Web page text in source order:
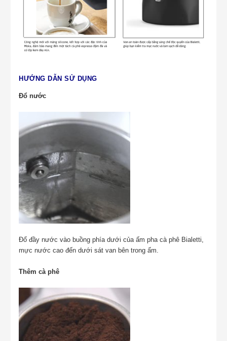
HƯỚNG DẪN SỬ DỤNG
Đổ nước
Đổ đầy nước vào buồng phía dưới của ấm pha cà phê Bialetti,
mực nước cao đến dưới sát van bên trong ấm.
Thêm cà phê